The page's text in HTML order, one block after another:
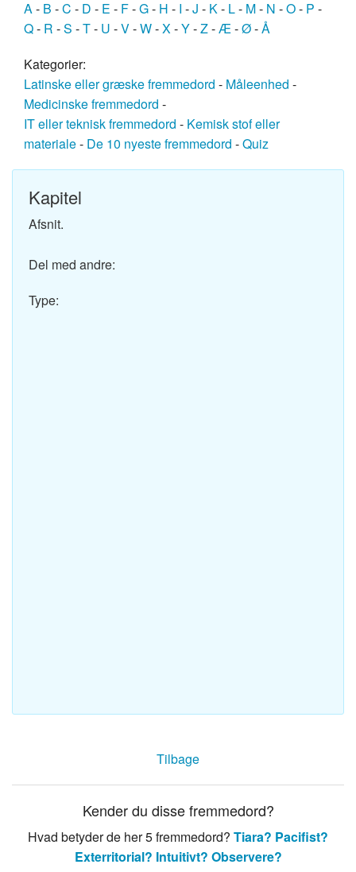
A- B -C - D - E - F-G- H - I -J - K- L- M- N -O- P -
Q- R -S -T- U -V-W-X-Y-Z-Æ-Ø-Å
Kategorier:
Latinske eller græske fremmedord - Måleenhed -
Medicinske fremmedord -
IT eller teknisk fremmedord - Kemisk stof eller
materiale- De 10 nyeste fremmedord -Quiz
Kapitel
Afsnit.
Del med andre:
Type:
Tilbage
Kender du disse fremmedord?
Hvad betyder de her 5 fremmedord? Tiara? Pacifist?
Exterritorial? Intuitivt? Observere?